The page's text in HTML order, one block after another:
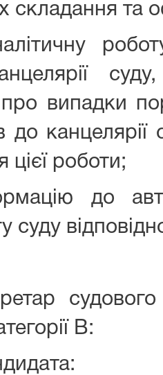
складання та
суду,
випадки
канцелярії
цієї роботи;
до
суду
В: